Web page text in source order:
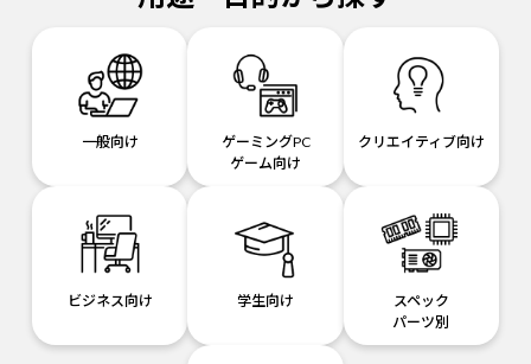
一般向け
ゲーミングPC
ゲーム向け
クリエイティブ向け
ビジネス向け 学生向け
スペック
パーツ別